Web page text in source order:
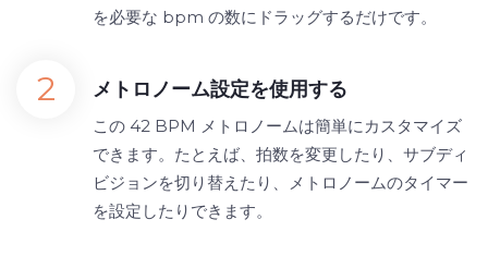
を必要な bpm の数にドラッグするだけです。
メトロノーム設定を使用する
この 42 BPM メトロノームは簡単にカスタマイズ
できます。たとえば、拍数を変更したり、サブディ
ビジョンを切り替えたり、メトロノームのタイマー
を設定したりできます。